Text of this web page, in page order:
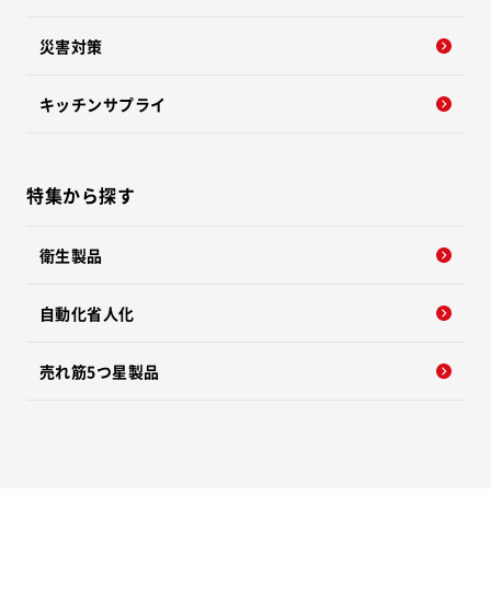
災害対策
キッチンサプライ
特集から探す
衛生製品
自動化省人化
売れ筋5つ星製品